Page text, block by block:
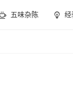
五味杂陈 经